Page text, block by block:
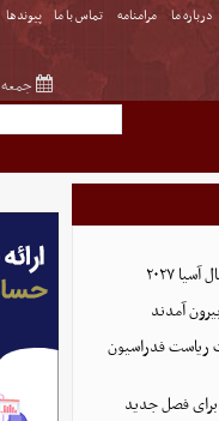
درباره ما مرامنامه تماس با ما پیوندها
جمعه ۱۶ مرداد ۱۴۰۵
۲۰۲۷
ریاست فدراسیون